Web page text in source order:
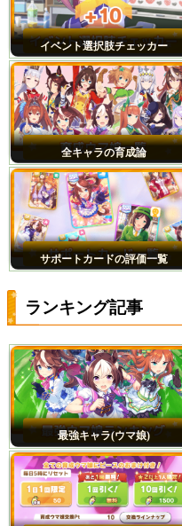
イベント選択肢チェッカー
全キャラの育成論
サポートカードの評価一覧
ランキング記事
最強キャラ(ウマ娘)